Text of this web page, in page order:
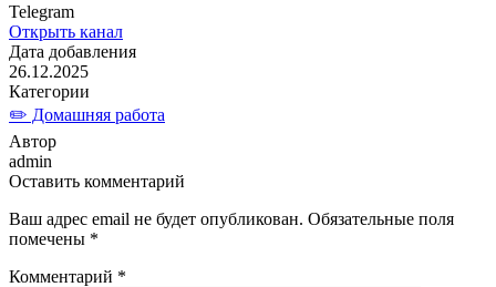
Telegram
Открыть канал
Дата добавления
26.12.2025
Категории
✏️ Домашняя работа
Автор
admin
Оставить комментарий
Ваш адрес email не будет опубликован. Обязательные поля
помечены *
Комментарий *